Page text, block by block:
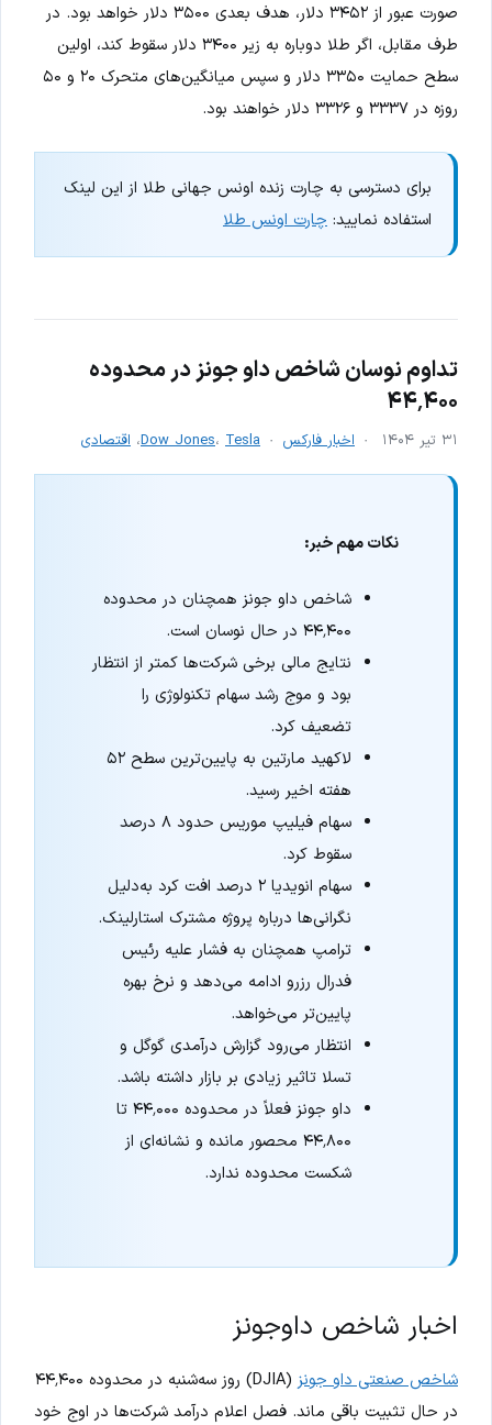
صورت عبور از ۳۴۵۲ دلار، هدف بعدی ۳۵۰۰ دلار خواهد بود. در
طرف مقابل، اگر طلا دوباره به زیر ۳۴۰۰ دلار سقوط کند، اولین
سطح حمایت ۳۳۵۰ دلار و سپس میانگین‌های متحرک ۲۰ و ۵۰
روزه در ۳۳۳۷ و ۳۳۲۶ دلار خواهند بود.
برای دسترسی به چارت زنده اونس جهانی طلا از این لینک
استفاده نمایید: چارت اونس طلا
تداوم نوسان شاخص داو جونز در محدوده
۴۴٬۴۰۰
۳۱ تیر ۱۴۰۴ اخبار فارکس Dow Jones، Tesla ، اقتصادی
نکات مهم خبر:
شاخص داو جونز همچنان در محدوده
۴۴٬۴۰۰ در حال نوسان است.
نتایج مالی برخی شرکت‌ها کمتر از انتظار
بود و موج رشد سهام تکنولوژی را
تضعیف کرد.
لاکهید مارتین به پایین‌ترین سطح ۵۲
هفته اخیر رسید.
سهام فیلیپ موریس حدود ۸ درصد
سقوط کرد.
سهام انویدیا ۲ درصد افت کرد به‌دلیل
نگرانی‌ها درباره پروژه مشترک استارلینک.
ترامپ همچنان به فشار علیه رئیس
فدرال رزرو ادامه می‌دهد و نرخ بهره
پایین‌تر می‌خواهد.
انتظار می‌رود گزارش درآمدی گوگل و
تسلا تاثیر زیادی بر بازار داشته باشد.
داو جونز فعلاً در محدوده ۴۴٬۰۰۰ تا
۴۴٬۸۰۰ محصور مانده و نشانه‌ای از
شکست محدوده ندارد.
اخبار شاخص داوجونز
شاخص صنعتی داو جونز
(DJIA) روز سه‌شنبه در محدوده ۴۴٬۴۰۰
در حال تثبیت باقی ماند. فصل اعلام درآمد شرکت‌ها در اوج خود